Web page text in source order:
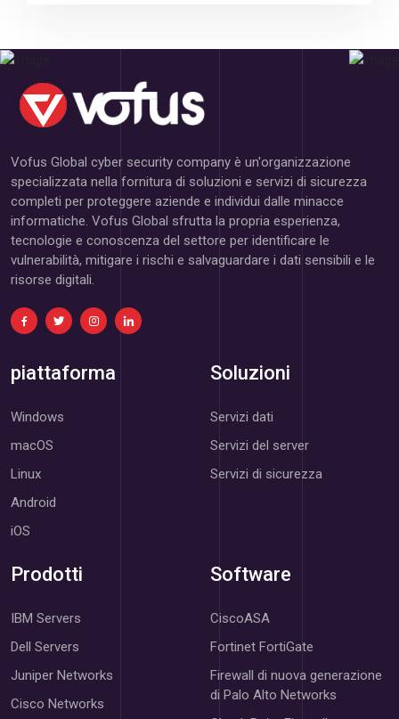
Vofus Global cyber security company è un'organizzazione
specializzata nella fornitura di soluzioni e servizi di sicurezza
completi per proteggere aziende e individui dalle minacce
informatiche. Vofus Global sfrutta la propria esperienza,
tecnologie e conoscenza del settore per identificare le
vulnerabilità, mitigare i rischi e salvaguardare i dati sensibili e le
risorse digitali.
piattaforma
Windows
macOS
Linux
Android
iOS
Soluzioni
Servizi dati
Servizi del server
Servizi di sicurezza
Prodotti
IBM Servers
Dell Servers
Juniper Networks
Cisco Networks
Software
CiscoASA
Fortinet FortiGate
Firewall di nuova generazione
di Palo Alto Networks